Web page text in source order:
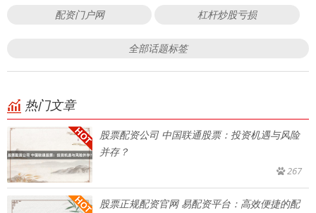
配资门户网 杠杆炒股亏损
全部话题标签
热门文章
股票配资公司 中国联通股票：投资机遇与风险
并存？
267
股票正规配资官网 易配资平台：高效便捷的配